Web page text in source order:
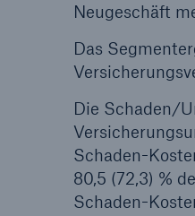
Neugeschäft
Das
Die Schaden/
Schaden-
80,5 (72,3) %
Schaden-